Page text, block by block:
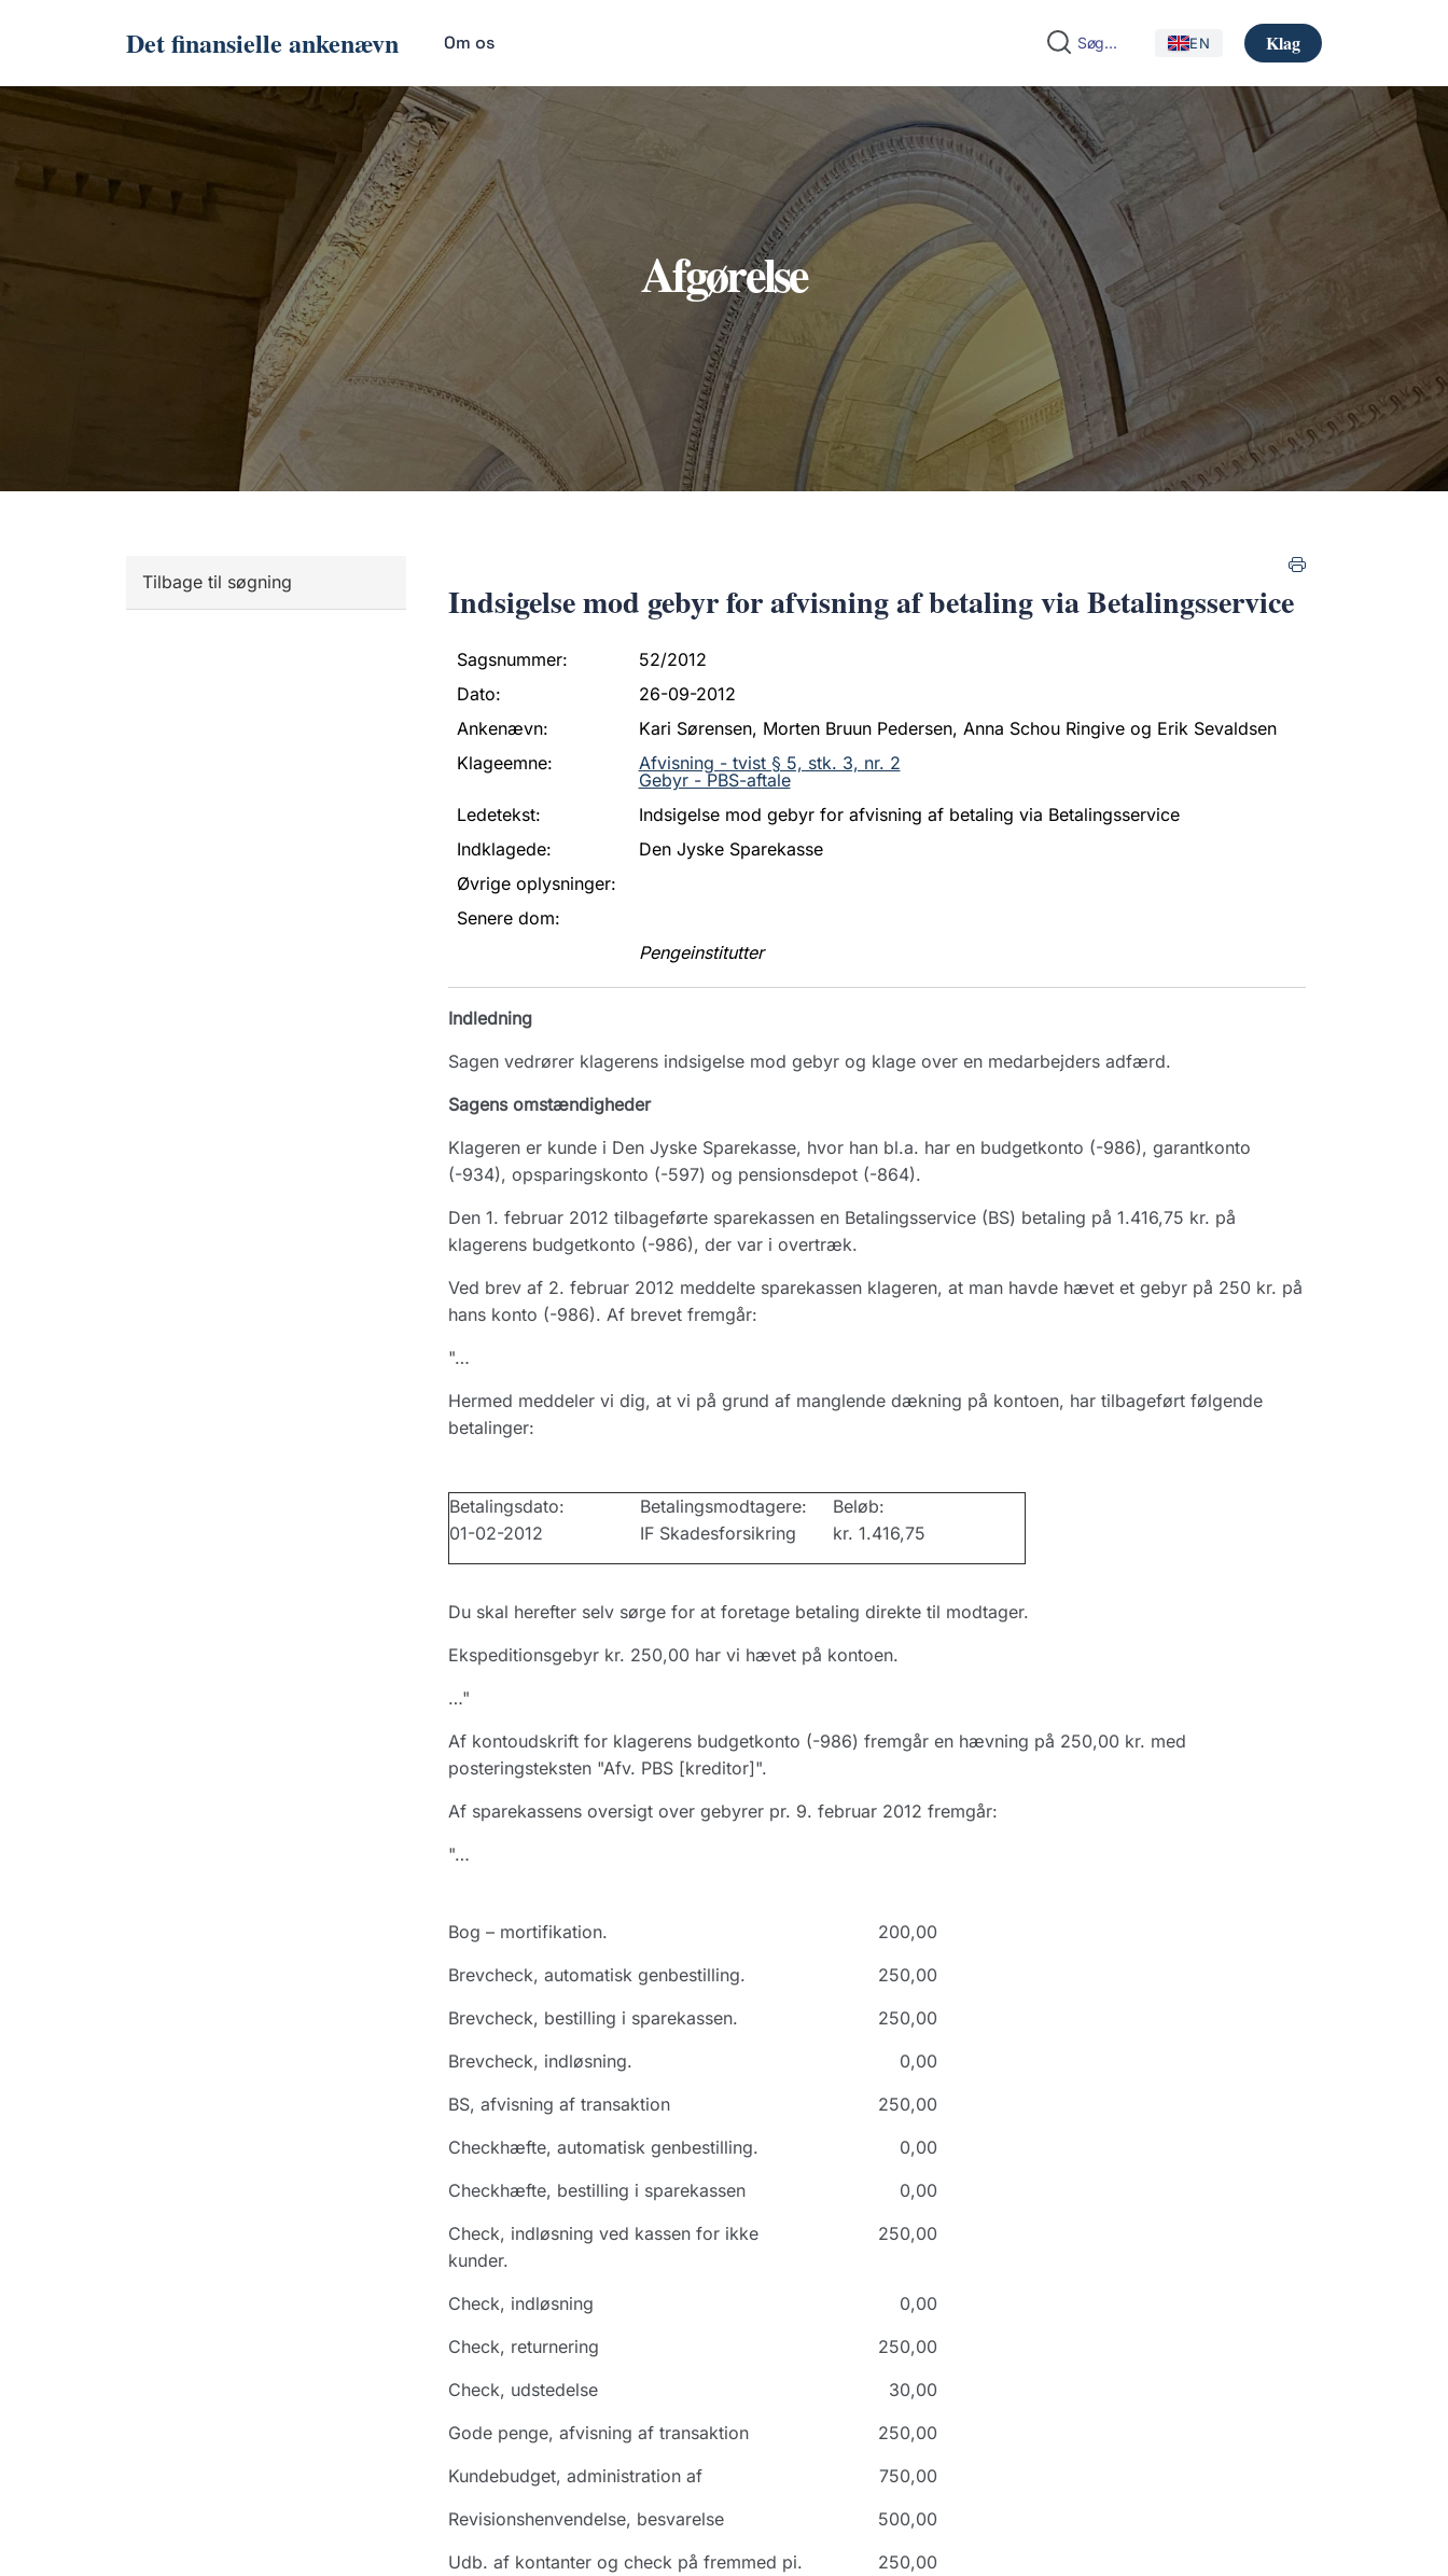
Det finansielle ankenævn Om os EN Klag
Afgørelse
Tilbage til søgning Indsigelse mod gebyr for afvisning af betaling via Betalingsservice
Sagsnummer:
52/2012
Dato:
26-09-2012
Ankenævn:
Kari Sørensen, Morten Bruun Pedersen, Anna Schou Ringive og Erik Sevaldsen
Klageemne:
Afvisning - tvist § 5, stk. 3, nr. 2
Gebyr - PBS-aftale
Ledetekst:
Indsigelse mod gebyr for afvisning af betaling via Betalingsservice
Indklagede:
Den Jyske Sparekasse
Øvrige oplysninger:
Senere dom:
Pengeinstitutter
Indledning
Sagen vedrører klagerens indsigelse mod gebyr og klage over en medarbejders adfærd.
Sagens omstændigheder
Klageren er kunde i Den Jyske Sparekasse, hvor han bl.a. har en budgetkonto (-986), garantkonto
(-934), opsparingskonto (-597) og pensionsdepot (-864).
Den 1. februar 2012 tilbageførte sparekassen en Betalingsservice (BS) betaling på 1.416,75 kr. på
klagerens budgetkonto (-986), der var i overtræk.
Ved brev af 2. februar 2012 meddelte sparekassen klageren, at man havde hævet et gebyr på 250 kr. på
hans konto (-986). Af brevet fremgår:
"…
Hermed meddeler vi dig, at vi på grund af manglende dækning på kontoen, har tilbageført følgende
betalinger:
Betalingsdato:
01-02-2012
Betalingsmodtagere:
IF Skadesforsikring
Beløb:
kr. 1.416,75
Du skal herefter selv sørge for at foretage betaling direkte til modtager.
Ekspeditionsgebyr kr. 250,00 har vi hævet på kontoen.
…"
Af kontoudskrift for klagerens budgetkonto (-986) fremgår en hævning på 250,00 kr. med
posteringsteksten "Afv. PBS [kreditor]".
Af sparekassens oversigt over gebyrer pr. 9. februar 2012 fremgår:
"…
Bog – mortifikation.
200,00
Brevcheck, automatisk genbestilling.
250,00
Brevcheck, bestilling i sparekassen.
250,00
Brevcheck, indløsning.
0,00
BS, afvisning af transaktion
250,00
Checkhæfte, automatisk genbestilling.
0,00
Checkhæfte, bestilling i sparekassen
0,00
Check, indløsning ved kassen for ikke
kunder.
250,00
Check, indløsning
0,00
Check, returnering
250,00
Check, udstedelse
30,00
Gode penge, afvisning af transaktion
250,00
Kundebudget, administration af
750,00
Revisionshenvendelse, besvarelse
500,00
Udb. af kontanter og check på fremmed pi.
250,00